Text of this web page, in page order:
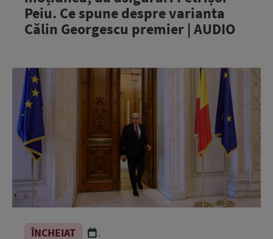
Peiu. Ce spune despre varianta
Călin Georgescu premier | AUDIO
ÎNCHEIAT .